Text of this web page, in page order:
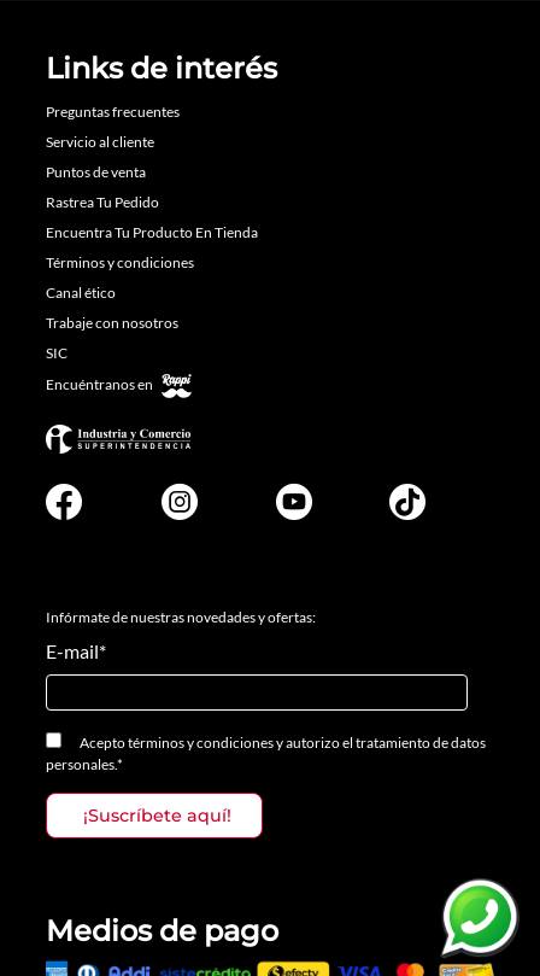
Links de interés
Preguntas frecuentes
Servicio al cliente
Puntos de venta
Rastrea Tu Pedido
Encuentra Tu Producto En Tienda
Términos y condiciones
Canal ético
Trabaje con nosotros
SIC
Encuéntranos en
Infórmate de nuestras novedades y ofertas:
E-mail*
Aceptotérminos y condicionesyautorizo el tratamiento de datos
personales.*
Medios de pago